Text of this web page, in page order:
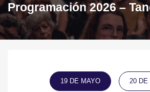
Programación 2026 –
19 DE MAYO 20 DE